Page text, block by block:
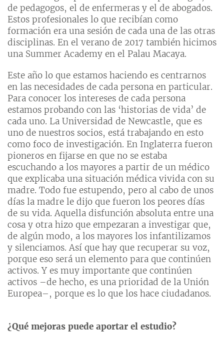
de pedagogos, el de enfermeras y el de abogados.
Estos profesionales lo que recibían como
formación era una sesión de cada una de las otras
disciplinas. En el verano de 2017 también hicimos
una Summer Academy en el Palau Macaya.
Este año lo que estamos haciendo es centrarnos
en las necesidades de cada persona en particular.
Para conocer los intereses de cada persona
estamos probando con las ‘historias de vida’ de
cada uno. La Universidad de Newcastle, que es
uno de nuestros socios, está trabajando en esto
como foco de investigación. En Inglaterra fueron
pioneros en fijarse en que no se estaba
escuchando a los mayores a partir de un médico
que explicaba una situación médica vivida con su
madre. Todo fue estupendo, pero al cabo de unos
días la madre le dijo que fueron los peores días
de su vida. Aquella disfunción absoluta entre una
cosa y otra hizo que empezaran a investigar que,
de algún modo, a los mayores los infantilizamos
y silenciamos. Así que hay que recuperar su voz,
porque eso será un elemento para que continúen
activos. Y es muy importante que continúen
activos –de hecho, es una prioridad de la Unión
Europea–, porque es lo que los hace ciudadanos.
¿Qué mejoras puede aportar el estudio?